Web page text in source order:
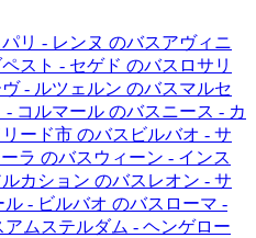
パリ - レンヌ のバスアヴィニ
スト - セゲド のバス ロサリ
- ルツェルン のバスマルセ
- コルマール のバスニース - カ
ード市 のバス ビルバオ - サ
ラ のバス ウィーン - インス
カション のバス レオン - サ
- ビルバオ のバス ローマ -
アムステルダム - ヘンゲロー